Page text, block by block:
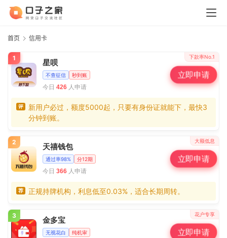
首页 信用卡
1 下款率No.1
星呗
不查征信 秒到账
今日 426 人申请
立即申请
评
新用户必过，额度5000起，只要有身份证就能下，最快3
分钟到账。
2 大额低息
天禧钱包
通过率98% 分12期
今日 366 人申请
立即申请
荐 正规持牌机构，利息低至0.03%，适合长期周转。
3 花户专享
金多宝
无视花白 纯机审 立即申请